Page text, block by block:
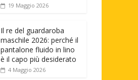
19 Maggio 2026
Il re del guardaroba
maschile 2026: perché il
pantalone fluido in lino
è il capo più desiderato
4 Maggio 2026